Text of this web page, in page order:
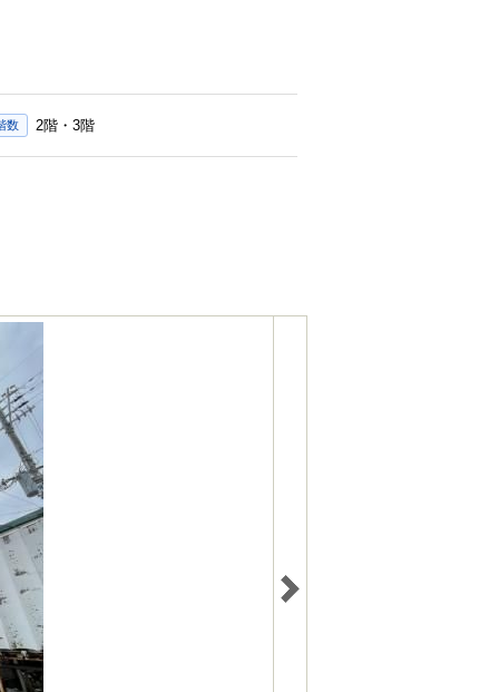
数 2階・3階